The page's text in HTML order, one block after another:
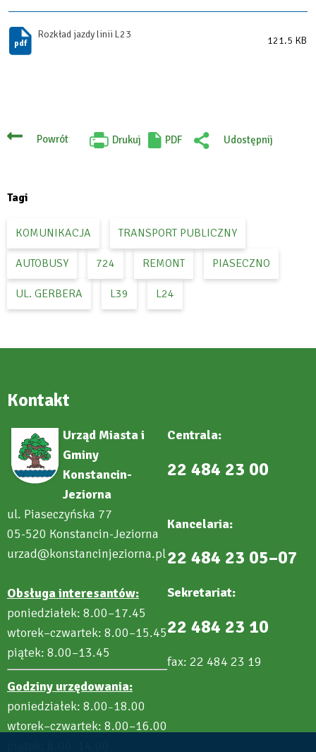
Rozkład jazdy linii L23
121.5 KB
Powrót Drukuj
Will
PDF
Udostępnij
Tagi
KOMUNIKACJA TRANSPORT PUBLICZNY
AUTOBUSY 724 REMONT PIASECZNO
UL. GERBERA L39 L24
Kontakt
Urząd Miasta i
Gminy
Konstancin-
Jeziorna
ul. Piaseczyńska 77
05-520 Konstancin-Jeziorna
urzad@konstancinjeziorna.pl
Obsługa interesantów:
poniedziałek: 8.00–17.45
wtorek–czwartek: 8.00–15.45
piątek: 8.00–13.45
Godziny urzędowania:
poniedziałek: 8.00–18.00
wtorek–czwartek: 8.00–16.00
Centrala:
22 484 23 00
Kancelaria:
22 484 23 05–07
Sekretariat:
22 484 23 10
fax: 22 484 23 19